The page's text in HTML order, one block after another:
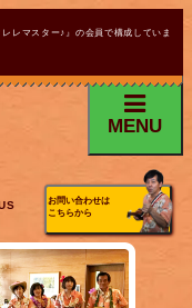
レマスター♪』の会員で構成していま
MENU
お問い合わせは
こちらから